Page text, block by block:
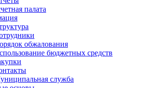
палата
обжалования
бюджетных средств
служба